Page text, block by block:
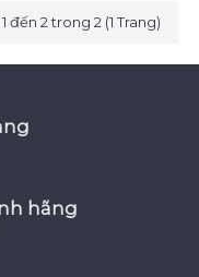
đến 2 trong 2 (1 Trang)
hãng